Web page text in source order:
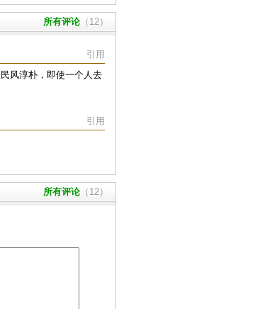
所有评论（12）
引用
风淳朴，即使一个人去
引用
所有评论（12）